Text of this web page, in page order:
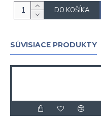
DO KOŠÍKA
SÚVISIACE PRODUKTY